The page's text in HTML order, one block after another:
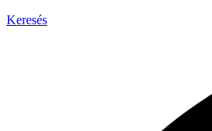
Keresés